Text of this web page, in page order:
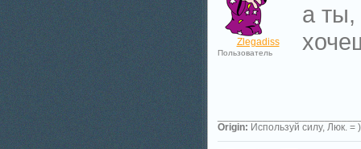
Zlegadiss
Пользователь
а ты,
Origin: Используй силу, Люк. = )